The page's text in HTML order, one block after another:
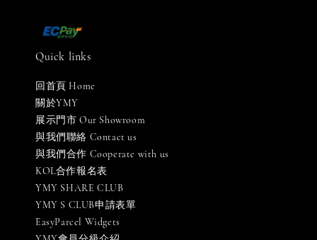
Quick links
回首頁 Home
關於YMY
展示門市 Our Showroom
與我們聯絡 Contact us
與我們合作 Cooperate with us
KOL合作報名表
YMY SHARE CLUB
YMY S CLUB申請表單
EasyParcel Widgets